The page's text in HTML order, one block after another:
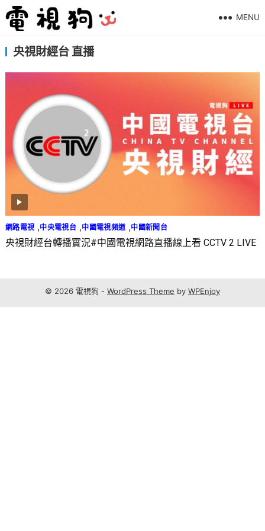
MENU
央視財經台 直播
網路電視 ,中央電視台 ,中國電視頻道 ,中國新聞台
央視財經台轉播實況#中國電視網路直播線上看 CCTV 2 LIVE
© 2026 電視狗 - WordPress Theme by WPEnjoy